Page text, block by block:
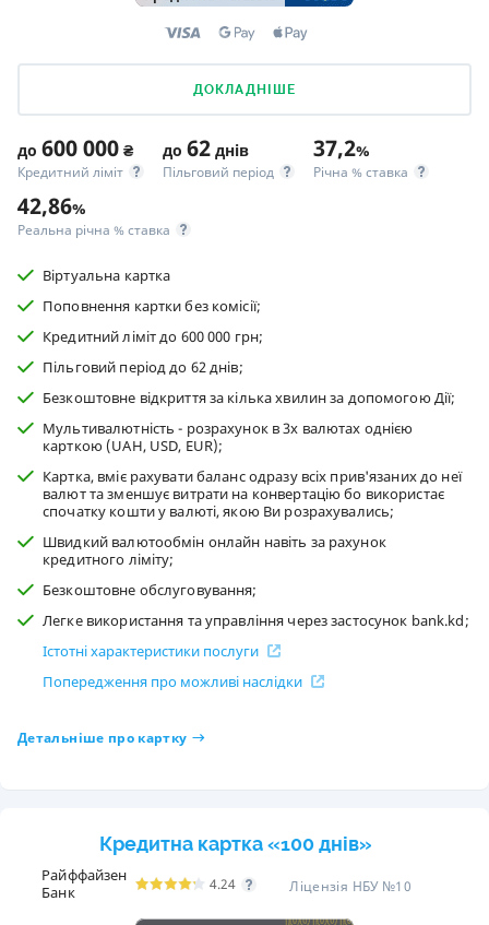
ДОКЛАДНІШЕ
до 600 000 ₴
Кредитний ліміт
до 62 днів
Пільговий період
37,2%
Річна % ставка
42,86%
Реальна річна % ставка
Віртуальна картка
Поповнення картки без комісії;
Кредитний ліміт до 600 000 грн;
Пільговий період до 62 днів;
Безкоштовне відкриття за кілька хвилин за допомогою Дії;
Мультивалютність - розрахунок в 3х валютах однією
карткою (UAH, USD, EUR);
Картка, вміє рахувати баланс одразу всіх прив'язаних до неї
валют та зменшує витрати на конвертацію бо використає
спочатку кошти у валюті, якою Ви розрахувались;
Швидкий валютообмін онлайн навіть за рахунок
кредитного ліміту;
Безкоштовне обслуговування;
Легке використання та управління через застосунок bank.kd;
Істотні характеристики послуги
Попередження про можливі наслідки
Детальніше про картку
Кредитна картка «100 днів»
Райффайзен
Банк
4.24 Ліцензія НБУ №10